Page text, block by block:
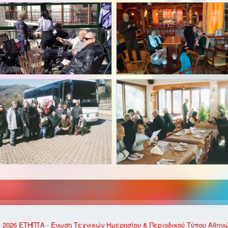
ΕΤΗΠΤΑ - Ένωση Τεχνικών Ημερησίου & Περιοδικού Τύπου